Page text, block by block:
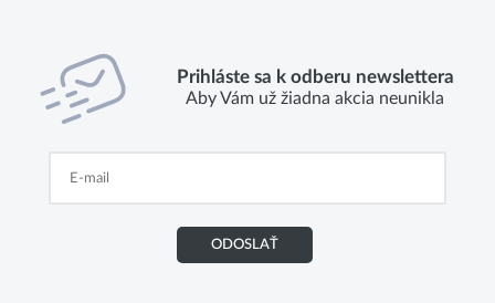
Prihláste sa k odberu newslettera
Aby Vám už žiadna akcia neunikla
ODOSLAŤ